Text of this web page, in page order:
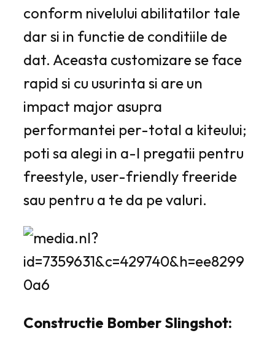
conform nivelului abilitatilor tale
dar si in functie de conditiile de
dat. Aceasta customizare se face
rapid si cu usurinta si are un
impact major asupra
performantei per-total a kiteului;
poti sa alegi in a-l pregatii pentru
freestyle, user-friendly freeride
sau pentru a te da pe valuri.
Constructie Bomber Slingshot: